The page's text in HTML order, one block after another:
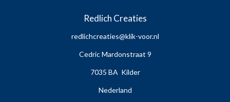
Redlich Creaties
redlichcreaties@klik-voor.nl
Cedric Mardonstraat 9
7035 BA Kilder
Nederland